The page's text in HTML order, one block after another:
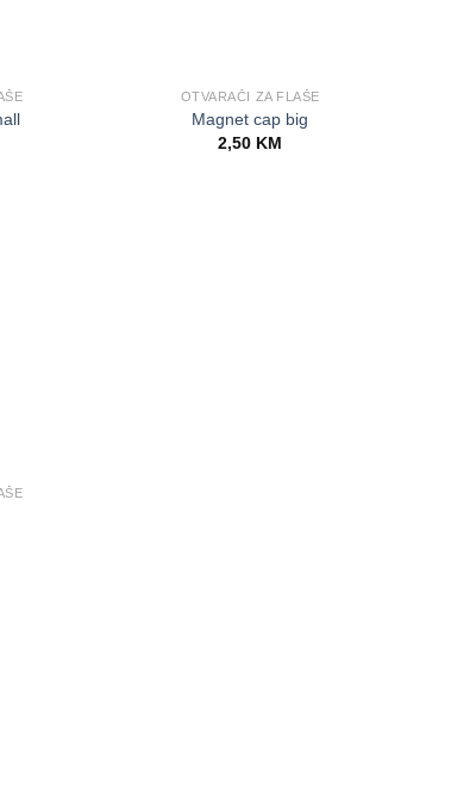
OTVARAČI ZA FLAŠE
Magnet cap big
2,50 KM